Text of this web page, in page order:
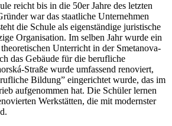
reicht bis in die 50er Jahre des letzten
war das staatliche Unternehmen
die Schule als eigenständige juristische
Organisation. Im selben Jahr wurde ein
Unterricht in der Smetanova-
das Gebäude für die berufliche
Straße wurde umfassend renoviert,
Bildung” eingerichtet wurde, das im
aufgenommen hat. Die Schüler lernen
Werkstätten, die mit modernster